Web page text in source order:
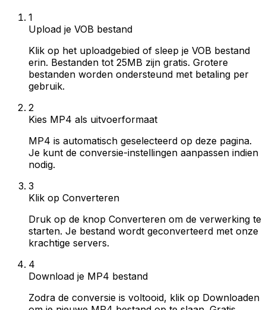
1
Upload je VOB bestand
Klik op het uploadgebied of sleep je VOB bestand
erin. Bestanden tot 25MB zijn gratis. Grotere
bestanden worden ondersteund met betaling per
gebruik.
2
Kies MP4 als uitvoerformaat
MP4 is automatisch geselecteerd op deze pagina.
Je kunt de conversie-instellingen aanpassen indien
nodig.
3
Klik op Converteren
Druk op de knop Converteren om de verwerking te
starten. Je bestand wordt geconverteerd met onze
krachtige servers.
4
Download je MP4 bestand
Zodra de conversie is voltooid, klik op Downloaden